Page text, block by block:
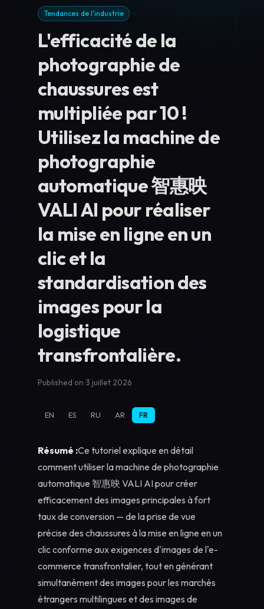
Tendances de l'industrie
L'efficacité de la
photographie de
chaussures est
multipliée par 10 !
Utilisez la machine de
photographie
automatique 智惠映
VALI AI pour réaliser
la mise en ligne en un
clic et la
standardisation des
images pour la
logistique
transfrontalière.
Published on 3 juillet 2026
EN ES RU AR FR
Résumé :Ce tutoriel explique en détail
comment utiliser la machine de photographie
automatique 智惠映 VALI AI pour créer
efficacement des images principales à fort
taux de conversion — de la prise de vue
précise des chaussures à la mise en ligne en un
clic conforme aux exigences d'images de l'e-
commerce transfrontalier, tout en générant
simultanément des images pour les marchés
étrangers multilingues et des images de